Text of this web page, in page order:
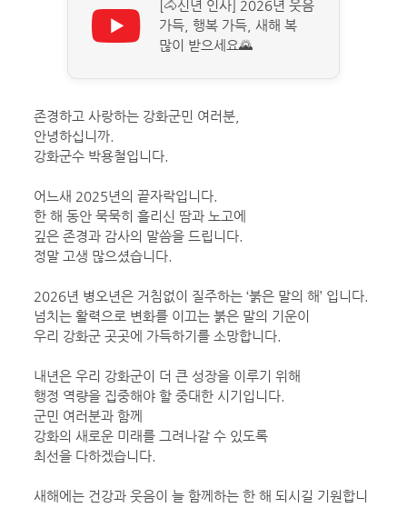
[🐴신년 인사] 2026년 웃음
가득, 행복 가득, 새해 복
많이 받으세요🌄
존경하고 사랑하는 강화군민 여러분,
안녕하십니까.
강화군수 박용철입니다.
어느새 2025년의 끝자락입니다.
한 해 동안 묵묵히 흘리신 땀과 노고에
깊은 존경과 감사의 말씀을 드립니다.
정말 고생 많으셨습니다.
2026년 병오년은 거침없이 질주하는 ‘붉은 말의 해’ 입니다.
넘치는 활력으로 변화를 이끄는 붉은 말의 기운이
우리 강화군 곳곳에 가득하기를 소망합니다.
내년은 우리 강화군이 더 큰 성장을 이루기 위해
행정 역량을 집중해야 할 중대한 시기입니다.
군민 여러분과 함께
강화의 새로운 미래를 그려나갈 수 있도록
최선을 다하겠습니다.
새해에는 건강과 웃음이 늘 함께하는 한 해 되시길 기원합니